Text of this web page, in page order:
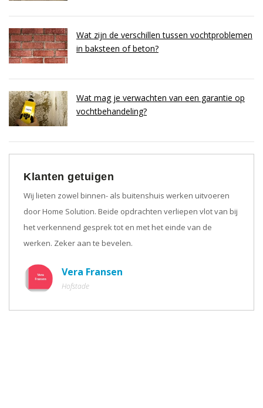
Wat zijn de verschillen tussen vochtproblemen
in baksteen of beton?
Wat mag je verwachten van een garantie op
vochtbehandeling?
Klanten getuigen
Wij lieten zowel binnen- als buitenshuis werken uitvoeren
door Home Solution. Beide opdrachten verliepen vlot van bij
het verkennend gesprek tot en met het einde van de
werken. Zeker aan te bevelen.
Vera Fransen
Hofstade